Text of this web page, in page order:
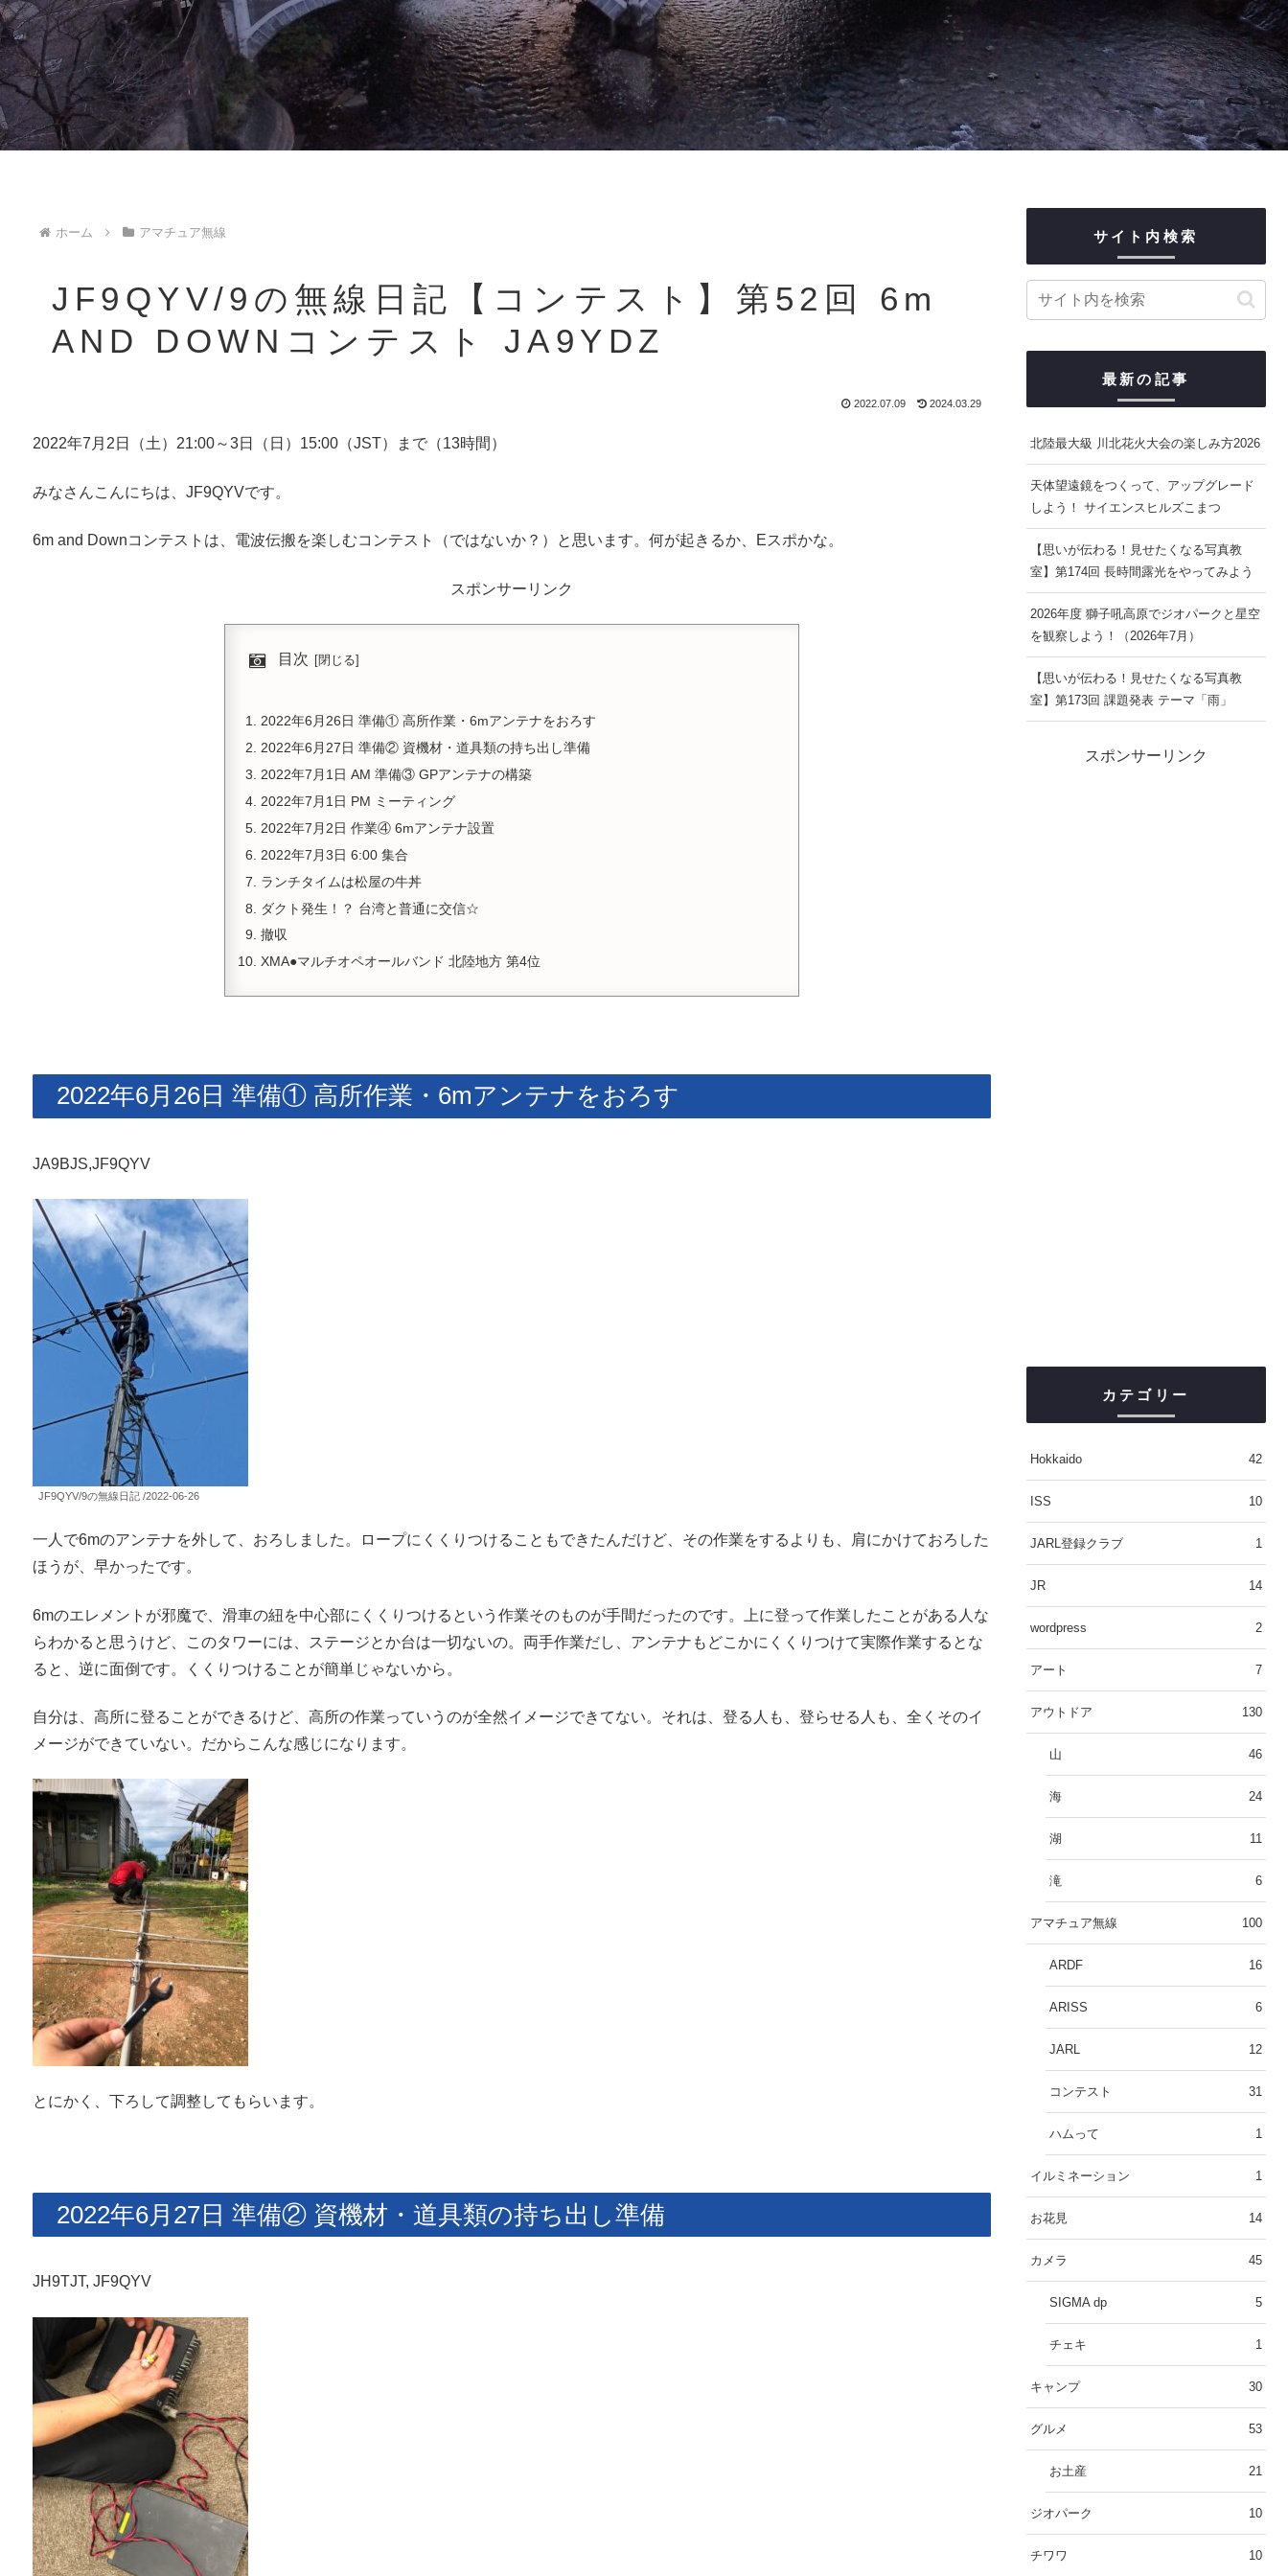
ホーム アマチュア無線
JF9QYV/9の無線日記【コンテスト】第52回 6m
AND DOWNコンテスト JA9YDZ
2022.07.09 2024.03.29
2022年7月2日（土）21:00～3日（日）15:00（JST）まで（13時間）
みなさんこんにちは、JF9QYVです。
6m and Downコンテストは、電波伝搬を楽しむコンテスト（ではないか？）と思います。何が起きるか、Eスポかな。
スポンサーリンク
目次
2022年6月26日 準備① 高所作業・6mアンテナをおろす
2022年6月27日 準備② 資機材・道具類の持ち出し準備
2022年7月1日 AM 準備③ GPアンテナの構築
2022年7月1日 PM ミーティング
2022年7月2日 作業④ 6mアンテナ設置
2022年7月3日 6:00 集合
ランチタイムは松屋の牛丼
ダクト発生！？ 台湾と普通に交信☆
撤収
XMA●マルチオペオールバンド 北陸地方 第4位
2022年6月26日 準備① 高所作業・6mアンテナをおろす
JA9BJS,JF9QYV
JF9QYV/9の無線日記 /2022-06-26
一人で6mのアンテナを外して、おろしました。ロープにくくりつけることもできたんだけど、その作業をするよりも、肩にかけておろした
ほうが、早かったです。
6mのエレメントが邪魔で、滑車の紐を中心部にくくりつけるという作業そのものが手間だったのです。上に登って作業したことがある人な
らわかると思うけど、このタワーには、ステージとか台は一切ないの。両手作業だし、アンテナもどこかにくくりつけて実際作業するとな
ると、逆に面倒です。くくりつけることが簡単じゃないから。
自分は、高所に登ることができるけど、高所の作業っていうのが全然イメージできてない。それは、登る人も、登らせる人も、全くそのイ
メージができていない。だからこんな感じになります。
とにかく、下ろして調整してもらいます。
2022年6月27日 準備② 資機材・道具類の持ち出し準備
JH9TJT, JF9QYV
サイト内検索
最新の記事
北陸最大級 川北花火大会の楽しみ方2026
天体望遠鏡をつくって、アップグレード
しよう！ サイエンスヒルズこまつ
【思いが伝わる！見せたくなる写真教
室】第174回 長時間露光をやってみよう
2026年度 獅子吼高原でジオパークと星空
を観察しよう！（2026年7月）
【思いが伝わる！見せたくなる写真教
室】第173回 課題発表 テーマ「雨」
スポンサーリンク
カテゴリー
Hokkaido 42
ISS 10
JARL登録クラブ 1
JR 14
wordpress 2
アート 7
アウトドア 130
山 46
海 24
湖 11
滝 6
アマチュア無線 100
ARDF 16
ARISS 6
JARL 12
コンテスト 31
ハムって 1
イルミネーション 1
お花見 14
カメラ 45
SIGMA dp 5
チェキ 1
キャンプ 30
グルメ 53
お土産 21
ジオパーク 10
チワワ 10